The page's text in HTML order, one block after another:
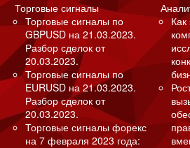
Торговые сигналы
Торговые сигналы по
GBPUSD на 21.03.2023.
Разбор сделок от
20.03.2023.
Торговые сигналы по
EURUSD на 21.03.2023.
Разбор сделок от
20.03.2023.
Торговые сигналы форекс
на 7 февраля 2023 года:
Как